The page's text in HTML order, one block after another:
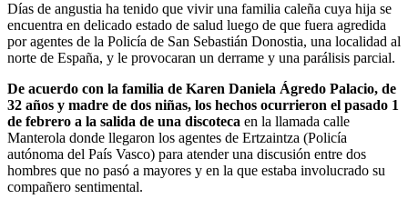
Días de angustia ha tenido que vivir una familia caleña cuya hija se
encuentra en delicado estado de salud luego de que fuera agredida
por agentes de la Policía de San Sebastián Donostia, una localidad al
norte de España, y le provocaran un derrame y una parálisis parcial.
De acuerdo con la familia de Karen Daniela Ágredo Palacio, de
32 años y madre de dos niñas, los hechos ocurrieron el pasado 1
de febrero a la salida de una discoteca en la llamada calle
Manterola donde llegaron los agentes de Ertzaintza (Policía
autónoma del País Vasco) para atender una discusión entre dos
hombres que no pasó a mayores y en la que estaba involucrado su
compañero sentimental.